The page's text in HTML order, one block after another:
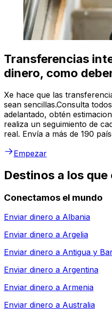
Transferencias
dinero, como
Xe hace que las
sean sencillas.Consulta
adelantado, obtén
realiza un seguimiento de
real. Envía a más de 190
Empezar
Destinos a los
Conectamos el mundo
Enviar dinero a Albania
Enviar dinero a Argelia
Enviar dinero a Antigua y
Enviar dinero a Argentina
Enviar dinero a Armenia
Enviar dinero a Australia